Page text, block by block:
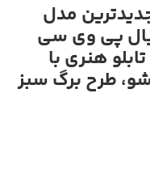
شاین مدل 522، جدیدترین مدل
پی وی سی
هنری با
طرح برگ سبز